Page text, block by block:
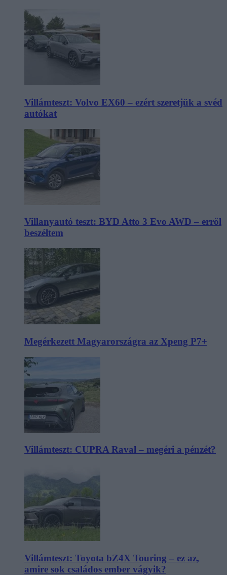
Villámteszt: Volvo EX60 – ezért szeretjük a svéd
autókat
Villanyautó teszt: BYD Atto 3 Evo AWD – erről
beszéltem
Megérkezett Magyarországra az Xpeng P7+
Villámteszt: CUPRA Raval – megéri a pénzét?
Villámteszt: Toyota bZ4X Touring – ez az,
amire sok családos ember vágyik?